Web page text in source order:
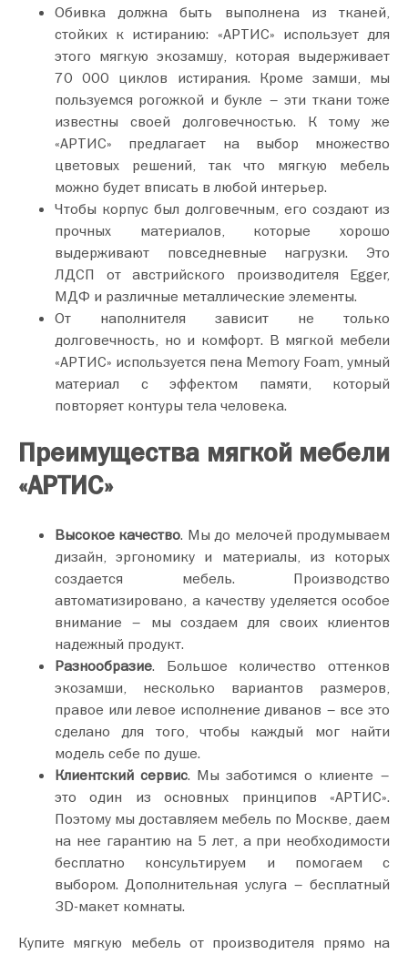
Обивка должна быть выполнена из тканей,
стойких к истиранию: «АРТИС» использует для
этого мягкую экозамшу, которая выдерживает
70 000 циклов истирания. Кроме замши, мы
пользуемся рогожкой и букле – эти ткани тоже
известны своей долговечностью. К тому же
«АРТИС» предлагает на выбор множество
цветовых решений, так что мягкую мебель
можно будет вписать в любой интерьер.
Чтобы корпус был долговечным, его создают из
прочных материалов, которые хорошо
выдерживают повседневные нагрузки. Это
ЛДСП от австрийского производителя Egger,
МДФ и различные металлические элементы.
От наполнителя зависит не только
долговечность, но и комфорт. В мягкой мебели
«АРТИС» используется пена Memory Foam, умный
материал с эффектом памяти, который
повторяет контуры тела человека.
Преимущества мягкой мебели
«АРТИС»
Высокое качество. Мы до мелочей продумываем
дизайн, эргономику и материалы, из которых
создается мебель. Производство
автоматизировано, а качеству уделяется особое
внимание – мы создаем для своих клиентов
надежный продукт.
Разнообразие. Большое количество оттенков
экозамши, несколько вариантов размеров,
правое или левое исполнение диванов – все это
сделано для того, чтобы каждый мог найти
модель себе по душе.
Клиентский сервис. Мы заботимся о клиенте –
это один из основных принципов «АРТИС».
Поэтому мы доставляем мебель по Москве, даем
на нее гарантию на 5 лет, а при необходимости
бесплатно консультируем и помогаем с
выбором. Дополнительная услуга – бесплатный
3D-макет комнаты.
Купите мягкую мебель от производителя прямо на